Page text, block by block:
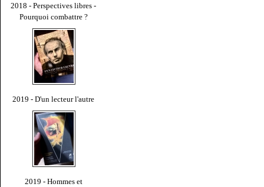
2018 - Perspectives libres -
Pourquoi combattre ?
2019 - D'un lecteur l'autre
2019 - Hommes et